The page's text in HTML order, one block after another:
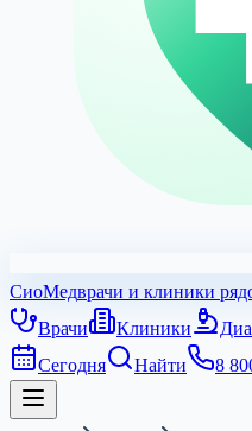
СиоМедврачи и клиники
Врачи
Клиники
Сегодня
Найти 8